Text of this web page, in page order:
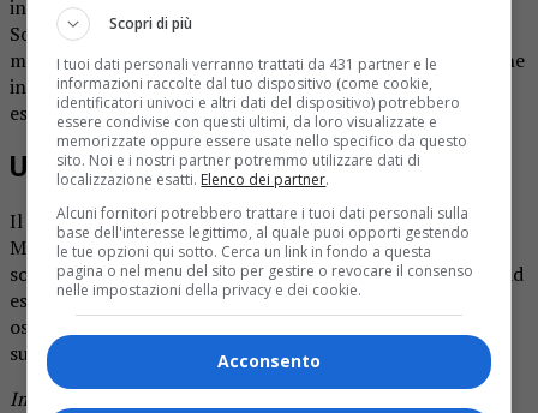
intervenendo gli operatori dell’elisoccorso e quelli del
Soccorso Alpino, aiutati anche dai cani da valanga. Al
momento non è noto con certezza quante siano le persone
in difficoltà: secondo le prime testimonianze, potrebbero
essere circa una decina.
Un’altra valanga sul Monviso
Il Soccorso Alpino è già intervenuto sul massiccio del
Monviso per un’altra slavina. Una persona era rimasta
sotto la neve. I suoi compagni di escursione sono riusciti ad
estrarla dalla neve. I soccorritori l’hanno trasportata in
ospedale con un viaggio in elicottero. Fortunatamente, le
sue condizioni non paiono destare preoccupazione.
Immagine di repertorio
Scopri di più
I tuoi dati personali verranno trattati da 431 partner e le
informazioni raccolte dal tuo dispositivo (come cookie,
identificatori univoci e altri dati del dispositivo) potrebbero
essere condivise con questi ultimi, da loro visualizzate e
memorizzate oppure essere usate nello specifico da questo
sito. Noi e i nostri partner potremmo utilizzare dati di
localizzazione esatti. Elenco dei partner.
Alcuni fornitori potrebbero trattare i tuoi dati personali sulla
base dell'interesse legittimo, al quale puoi opporti gestendo
le tue opzioni qui sotto. Cerca un link in fondo a questa
pagina o nel menu del sito per gestire o revocare il consenso
nelle impostazioni della privacy e dei cookie.
Acconsento